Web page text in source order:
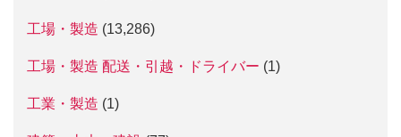
工場・製造 (13,286)
工場・製造 配送・引越・ドライバー (1)
工業・製造 (1)